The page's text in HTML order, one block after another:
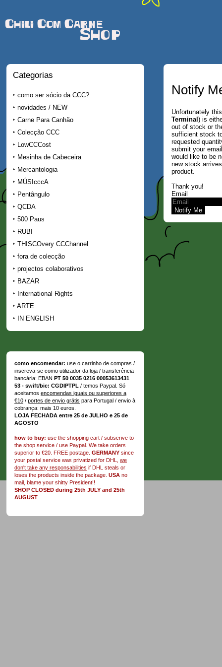
Chili Com Carne
Shop
Categorias
como ser sócio da CCC?
novidades / NEW
Carne Para Canhão
Colecção CCC
LowCCCost
Mesinha de Cabeceira
Mercantologia
MÚSIcccA
Pentângulo
QCDA
500 Paus
RUBI
THISCOvery CCChannel
fora de colecção
projectos colaborativos
BAZAR
International Rights
ARTE
IN ENGLISH
como encomendar: use o carrinho de compras /
inscreva-se como utilizador da loja / transferência
bancária: EBAN PT 50 0035 0216 00053613431
53 - swift/bic: CGDIPTPL / temos Paypal. Só
aceitamos encomendas iguais ou superiores a
€10 / portes de envio grátis para Portugal / envio à
cobrança: mais 10 euros.
LOJA FECHADA entre 25 de JULHO e 25 de
AGOSTO
how to buy: use the shopping cart / subscrive to
the shop service / use Paypal. We take orders
superior to €20. FREE postage. GERMANY since
your postal service was privatized for DHL, we
don't take any responsabilities if DHL steals or
loses the products inside the package. USA no
mail, blame your shitty President!!
SHOP CLOSED during 25th JULY and 25th
AUGUST
Notify
Unfortunately
Terminal) is
out of stock or
sufficient stock
requested
submit your
would like to be
new stock
product.
Thank you!
Email